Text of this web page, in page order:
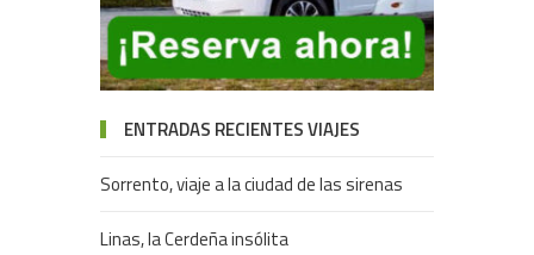
ENTRADAS RECIENTES VIAJES
Sorrento, viaje a la ciudad de las sirenas
Linas, la Cerdeña insólita